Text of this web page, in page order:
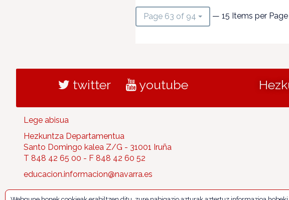
Page 63 of 94 — 15 Items per Page
twitter youtube
Lege abisua
Hezkuntza Departamentua
Santo Domingo kalea Z/G - 31001 Iruña
T 848 42 65 00 - F 848 42 60 52
educacion.informacion@navarra.es